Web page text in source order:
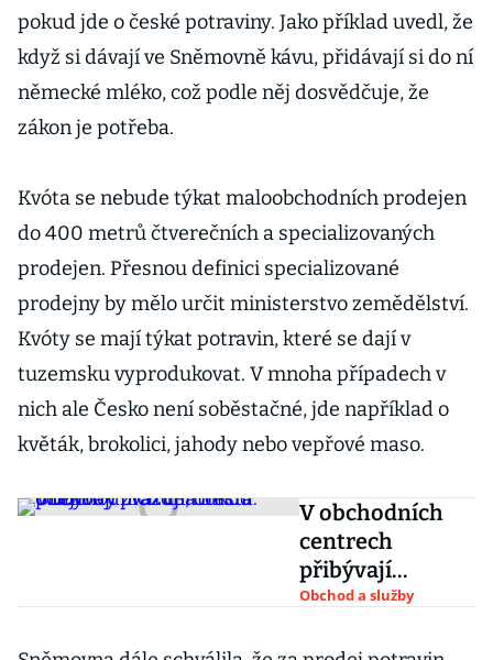
pokud jde o české potraviny. Jako příklad uvedl, že
když si dávají ve Sněmovně kávu, přidávají si do ní
německé mléko, což podle něj dosvědčuje, že
zákon je potřeba.
Kvóta se nebude týkat maloobchodních prodejen
do 400 metrů čtverečních a specializovaných
prodejen. Přesnou definici specializované
prodejny by mělo určit ministerstvo zemědělství.
Kvóty se mají týkat potravin, které se dají v
tuzemsku vyprodukovat. V mnoha případech v
nich ale Česko není soběstačné, jde například o
květák, brokolici, jahody nebo vepřové maso.
V obchodních
centrech
přibývají
prázdná místa.
Obchod a služby